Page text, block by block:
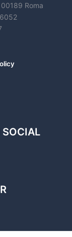
Roma
SOCIAL